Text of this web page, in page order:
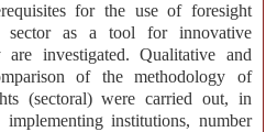
for the use of foresight
sector as a tool for innovative
investigated. Qualitative and
of the methodology of
(sectoral) were carried out, in
institutions, number